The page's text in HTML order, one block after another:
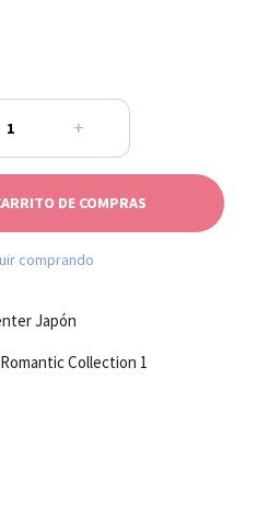
+
comprando
Japón
Collection 1